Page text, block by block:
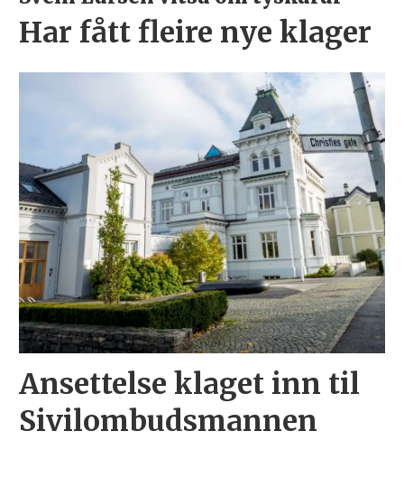
Har fått fleire nye klager
Ansettelse klaget inn til
Sivilombudsmannen